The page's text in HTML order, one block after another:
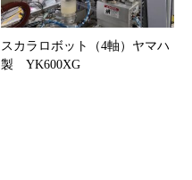
スカラロボット（4軸）ヤマハ
製 YK600XG